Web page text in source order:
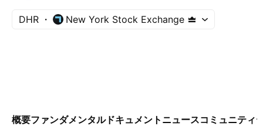
DHR New York Stock Exchange
概要ファンダメンタルドキュメント ニュースコミュニティ